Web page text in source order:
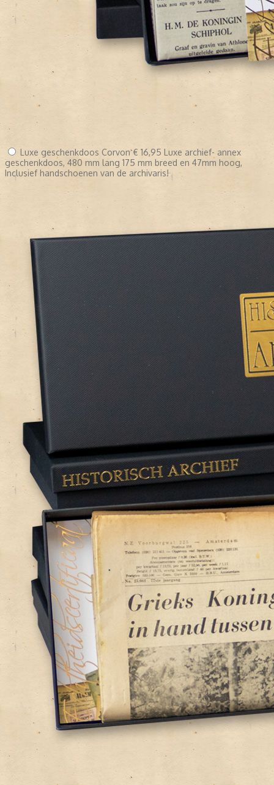
Luxe geschenkdoos Corvon € 16,95 Luxe archief- annex
geschenkdoos, 480 mm lang 175 mm breed en 47mm hoog,
Inclusief handschoenen van de archivaris!